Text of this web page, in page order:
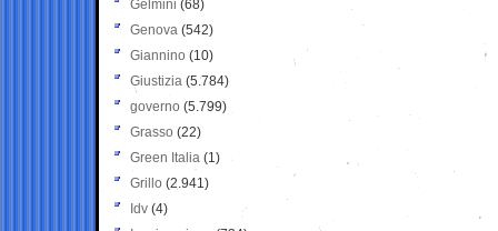
Gelmini (68)
Genova (542)
Giannino (10)
Giustizia (5.784)
governo (5.799)
Grasso (22)
Green Italia (1)
Grillo (2.941)
Idv (4)